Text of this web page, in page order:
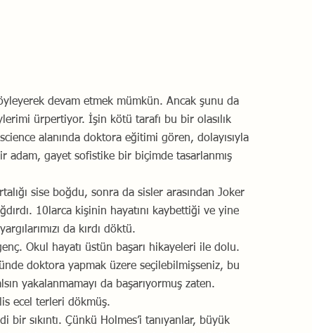
devam etmek mümkün. Ancak şunu da
ürpertiyor. İşin kötü tarafı bu bir olasılık
alanında doktora eğitimi gören, dolayısıyla
adam, gayet sofistike bir biçimde tasarlanmış
sise boğdu, sonra da sisler arasından Joker
10larca kişinin hayatını kaybettiği ve yine
da kırdı döktü.
Okul hayatı üstün başarı hikayeleri ile dolu.
doktora yapmak üzere seçilebilmişseniz, bu
yakalanmamayı da başarıyormuş zaten.
ecel terleri dökmüş.
bir sıkıntı. Çünkü Holmes’i tanıyanlar, büyük